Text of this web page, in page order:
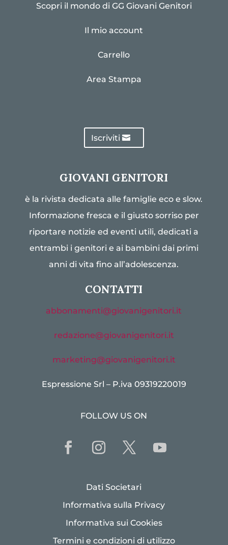
Scopri il mondo di GG Giovani Genitori
Il mio account
Carrello
Area Stampa
Iscriviti
GIOVANI GENITORI
è la rivista dedicata alle famiglie eco e slow.
Informazione fresca e il giusto sorriso per
riportare notizie ed eventi utili, dedicati a
entrambi i genitori e ai bambini dai primi
anni di vita fino all’adolescenza.
CONTATTI
abbonamenti@giovanigenitori.it
redazione@giovanigenitori.it
marketing@giovanigenitori.it
Espressione Srl – P.iva 09319220019
FOLLOW US ON
Dati Societari
Informativa sulla Privacy
Informativa sui Cookies
Termini e condizioni di utilizzo